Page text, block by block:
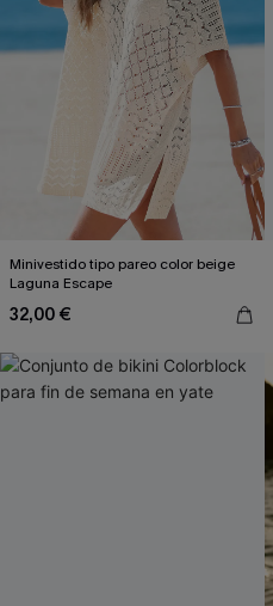
Minivestido tipo pareo color beige
Laguna Escape
32,00 €